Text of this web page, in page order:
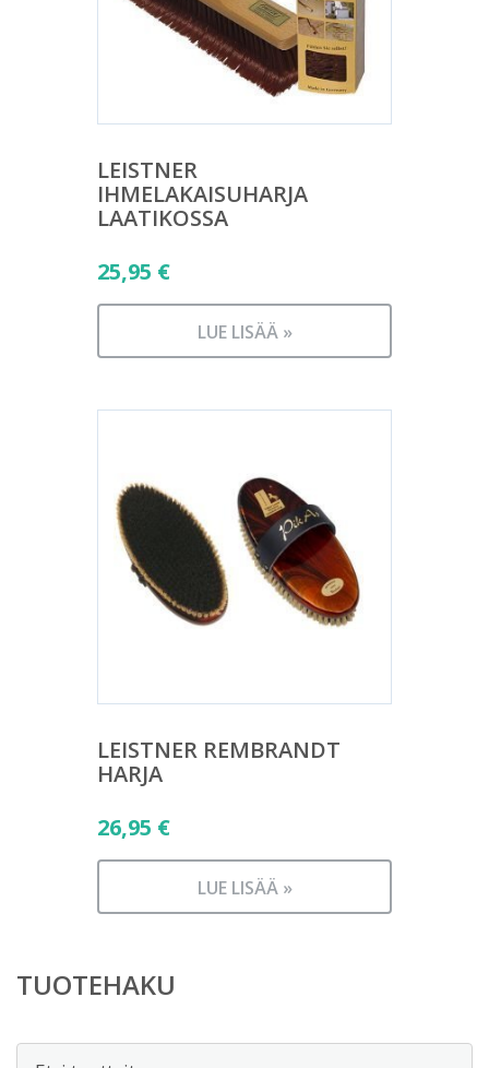
LEISTNER
IHMELAKAISUHARJA
LAATIKOSSA
25,95 €
LUE LISÄÄ »
LEISTNER REMBRANDT
HARJA
26,95 €
LUE LISÄÄ »
TUOTEHAKU